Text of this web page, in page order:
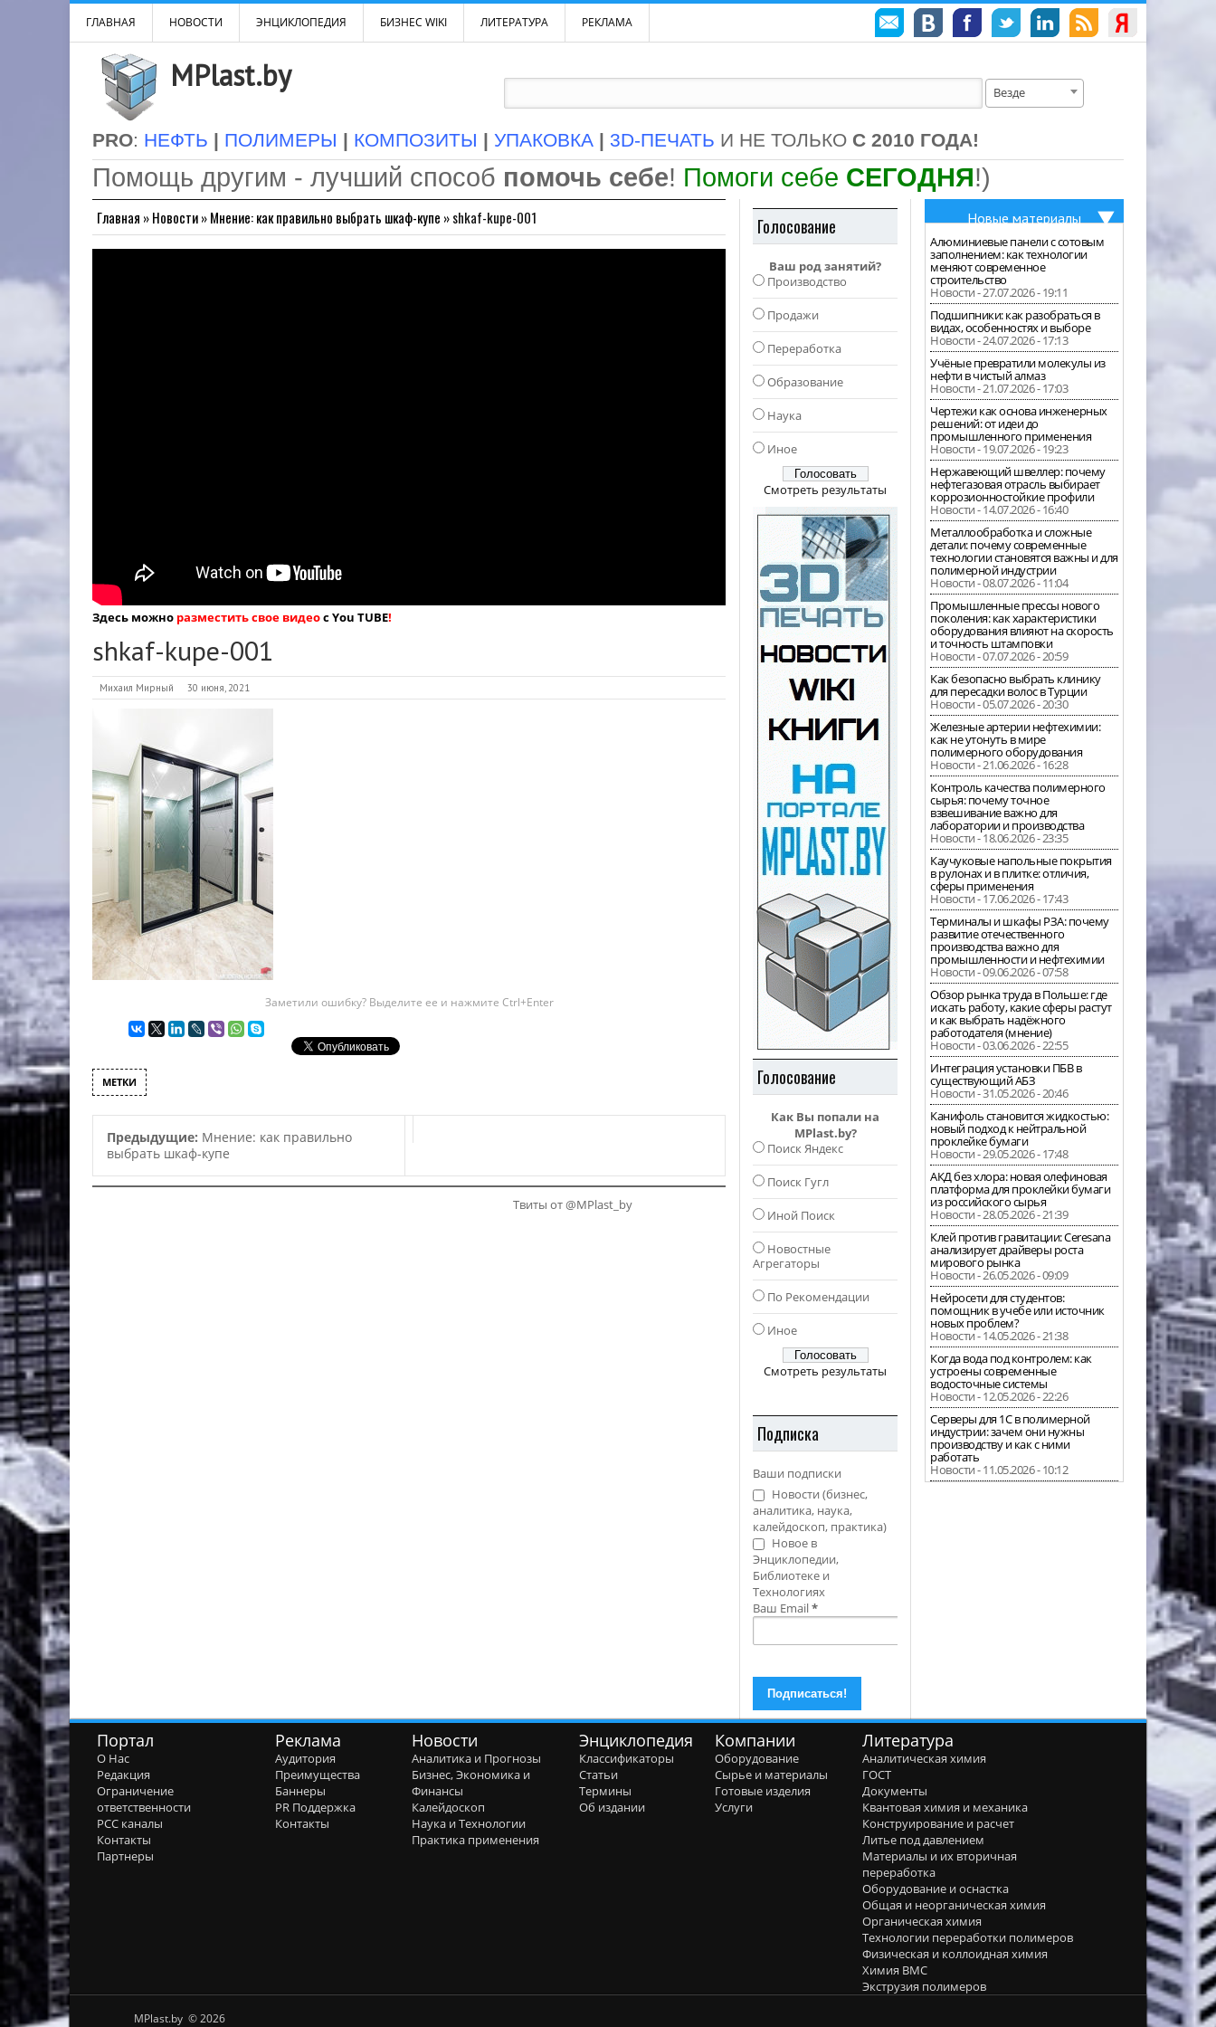
ГЛАВНАЯ НОВОСТИ ЭНЦИКЛОПЕДИЯ БИЗНЕС WIKI ЛИТЕРАТУРА РЕКЛАМА
MPlast.by Везде
PRO: НЕФТЬ | ПОЛИМЕРЫ | КОМПОЗИТЫ | УПАКОВКА | 3D-ПЕЧАТЬ И НЕ ТОЛЬКО С 2010 ГОДА!
Помощь другим - лучший способ помочь себе! Помоги себе СЕГОДНЯ!)
Главная »Новости»Мнение: как правильно выбрать шкаф-купе »shkaf-kupe-001
Здесь можно разместить свое видеос You TUBE!
shkaf-kupe-001
Михаил Мирный 30 июня, 2021
Заметили ошибку? Выделите ее и нажмите Ctrl+Enter
МЕТКИ
Предыдущие: Мнение: как правильно
выбрать шкаф-купе
Твиты от @MPlast_by
Голосование
Ваш род занятий?
Производство
Продажи
Переработка
Образование
Наука
Иное
Смотреть результаты
Голосование
Как Вы попали на
MPlast.by?
Поиск Яндекс
Поиск Гугл
Иной Поиск
Новостные
Агрегаторы
По Рекомендации
Иное
Смотреть результаты
Подписка
Ваши подписки
Новости (бизнес,
аналитика, наука,
калейдоскоп, практика)
Новое в
Энциклопедии,
Библиотеке и
Технологиях
Ваш Email*
Новые материалы
Алюминиевые панели с сотовым
заполнением: как технологии
меняют современное
строительство
Новости - 27.07.2026 - 19:11
Подшипники: как разобраться в
видах, особенностях и выборе
Новости - 24.07.2026 - 17:13
Учёные превратили молекулы из
нефти в чистый алмаз
Новости - 21.07.2026 - 17:03
Чертежи как основа инженерных
решений: от идеи до
промышленного применения
Новости - 19.07.2026 - 19:23
Нержавеющий швеллер: почему
нефтегазовая отрасль выбирает
коррозионностойкие профили
Новости - 14.07.2026 - 16:40
Металлообработка и сложные
детали: почему современные
технологии становятся важны и для
полимерной индустрии
Новости - 08.07.2026 - 11:04
Промышленные прессы нового
поколения: как характеристики
оборудования влияют на скорость
и точность штамповки
Новости - 07.07.2026 - 20:59
Как безопасно выбрать клинику
для пересадки волос в Турции
Новости - 05.07.2026 - 20:30
Железные артерии нефтехимии:
как не утонуть в мире
полимерного оборудования
Новости - 21.06.2026 - 16:28
Контроль качества полимерного
сырья: почему точное
взвешивание важно для
лаборатории и производства
Новости - 18.06.2026 - 23:35
Каучуковые напольные покрытия
в рулонах и в плитке: отличия,
сферы применения
Новости - 17.06.2026 - 17:43
Терминалы и шкафы РЗА: почему
развитие отечественного
производства важно для
промышленности и нефтехимии
Новости - 09.06.2026 - 07:58
Обзор рынка труда в Польше: где
искать работу, какие сферы растут
и как выбрать надёжного
работодателя (мнение)
Новости - 03.06.2026 - 22:55
Интеграция установки ПБВ в
существующий АБЗ
Новости - 31.05.2026 - 20:46
Канифоль становится жидкостью:
новый подход к нейтральной
проклейке бумаги
Новости - 29.05.2026 - 17:48
АКД без хлора: новая олефиновая
платформа для проклейки бумаги
из российского сырья
Новости - 28.05.2026 - 21:39
Клей против гравитации: Ceresana
анализирует драйверы роста
мирового рынка
Новости - 26.05.2026 - 09:09
Нейросети для студентов:
помощник в учебе или источник
новых проблем?
Новости - 14.05.2026 - 21:38
Когда вода под контролем: как
устроены современные
водосточные системы
Новости - 12.05.2026 - 22:26
Серверы для 1С в полимерной
индустрии: зачем они нужны
производству и как с ними
работать
Новости - 11.05.2026 - 10:12
Портал
О Нас
Редакция
Ограничение
ответственности
РСС каналы
Контакты
Партнеры
Реклама
Аудитория
Преимущества
Баннеры
PR Поддержка
Контакты
Новости
Аналитика и Прогнозы
Бизнес, Экономика и
Финансы
Калейдоскоп
Наука и Технологии
Практика применения
Энциклопедия
Классификаторы
Статьи
Термины
Об издании
Компании
Оборудование
Сырье и материалы
Готовые изделия
Услуги
Литература
Аналитическая химия
ГОСТ
Документы
Квантовая химия и механика
Конструирование и расчет
Литье под давлением
Материалы и их вторичная
переработка
Оборудование и оснастка
Общая и неорганическая химия
Органическая химия
Технологии переработки полимеров
Физическая и коллоидная химия
Химия ВМС
Экструзия полимеров
MPlast.by © 2026